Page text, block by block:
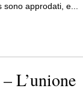
approdati, e...
L’unione